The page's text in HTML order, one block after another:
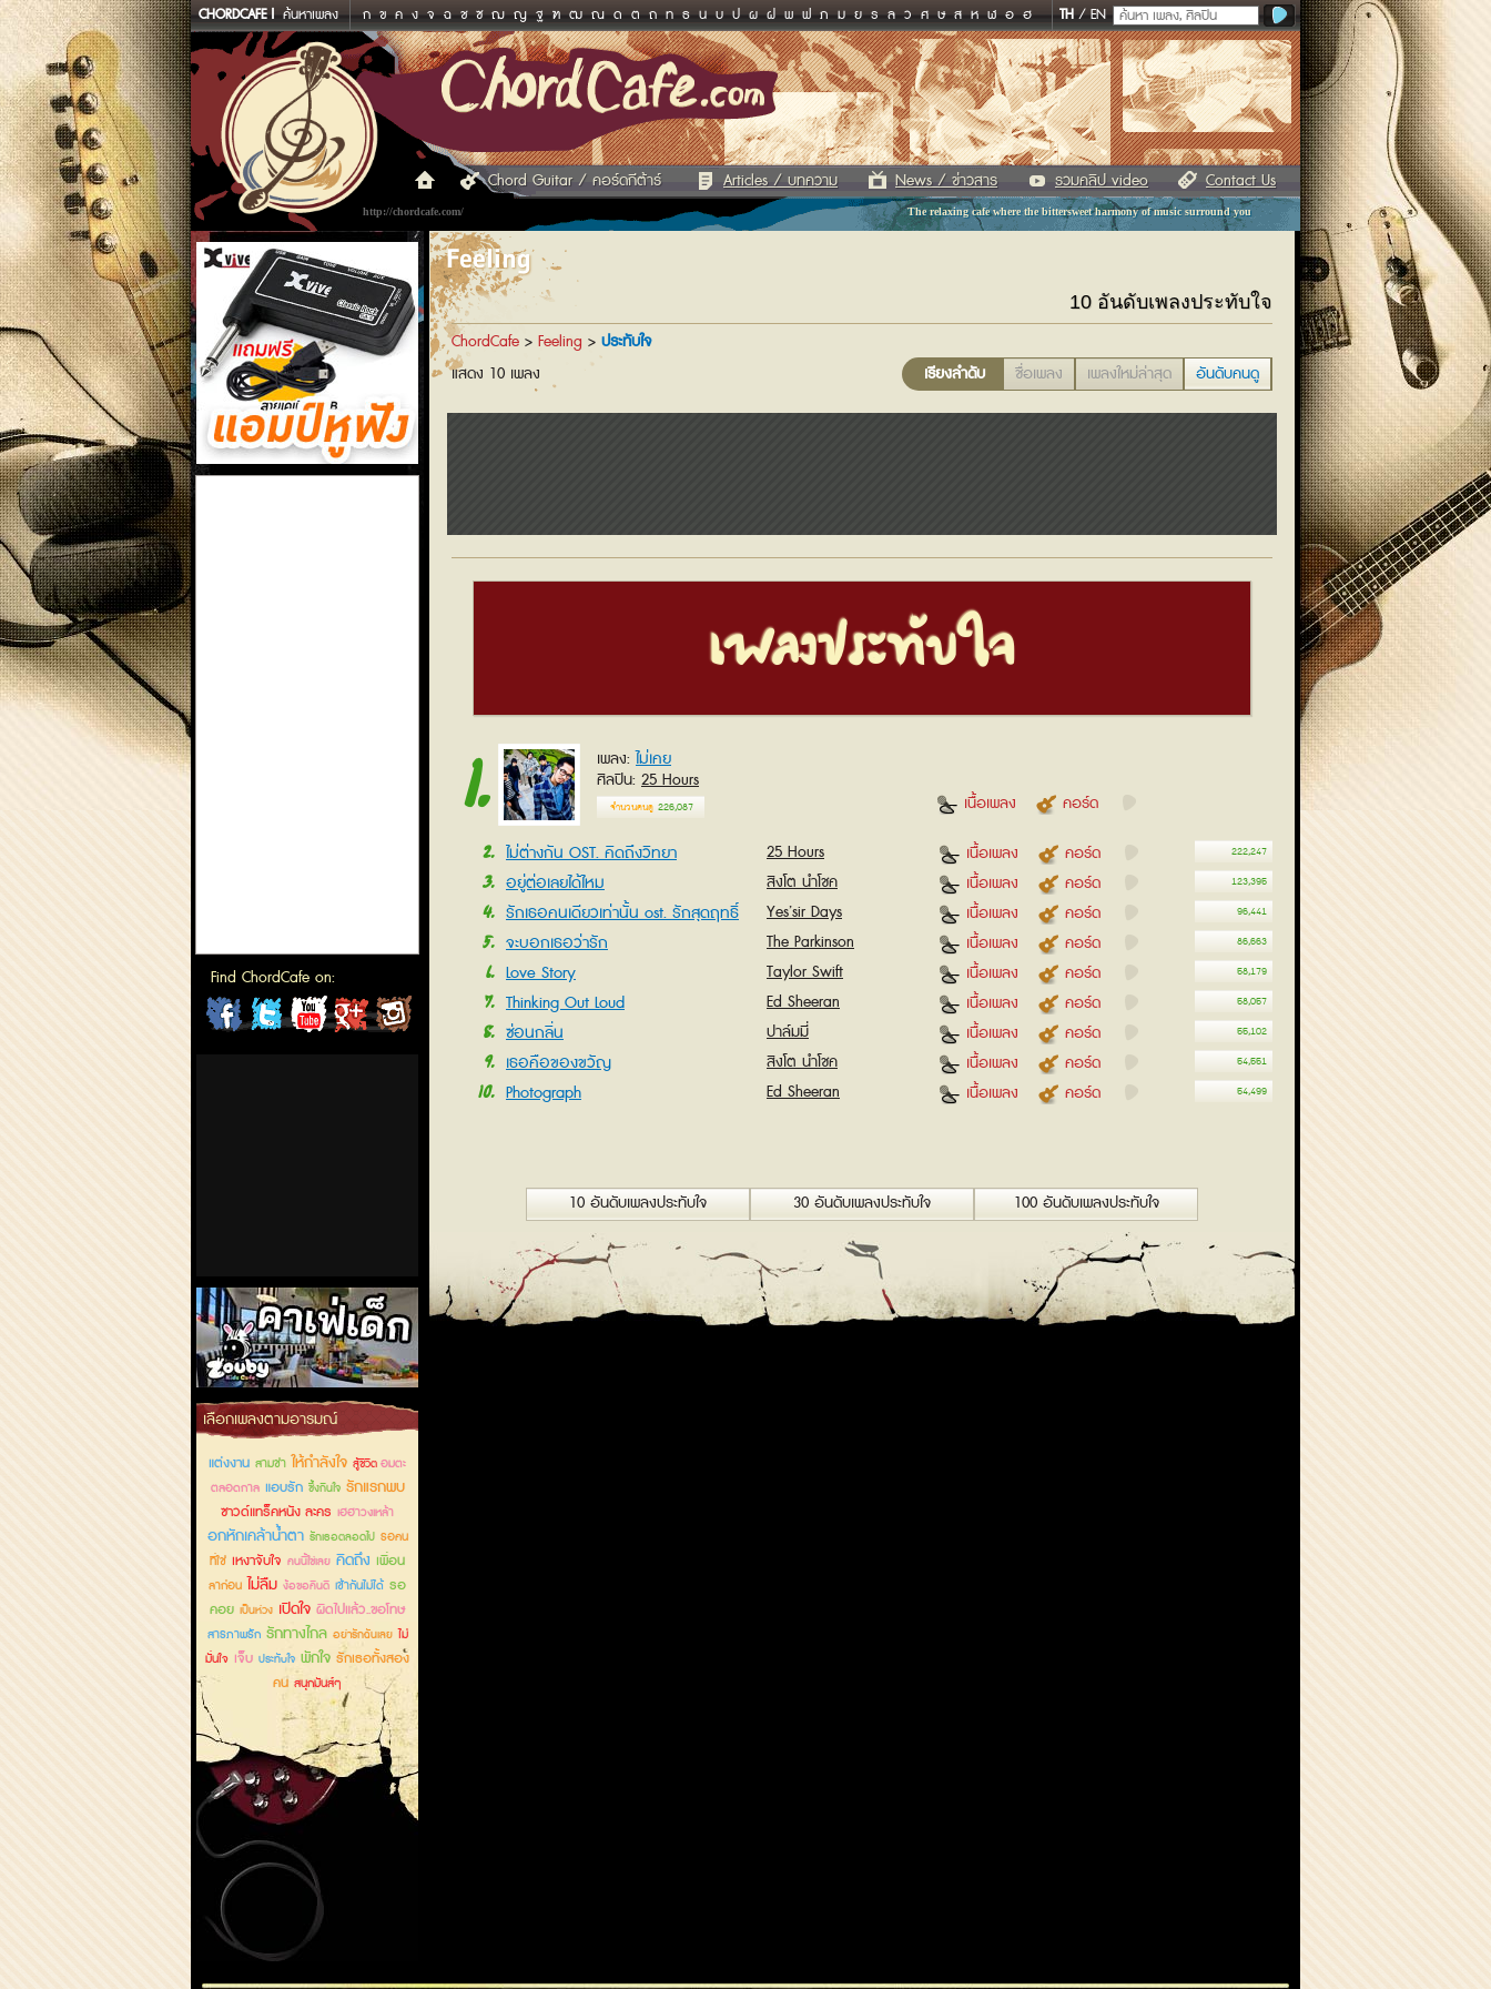
CHORDCAFE ค้นหาเพลง ก ข ค ง จ ฉ ช ซ ฌ ญ ฐ ฑ ฒ ณ ด ต ถ ท ธ น บ ป ผ ฝ พ ฟ ภ ม ย ร ล ว ศ ษ ส ห ฬ อ ฮ TH/EN
The relaxing cafe where the bittersweet harmony of music surround you
http://chordcafe.com/
Chord Guitar / คอร์ดกีต้าร์ Articles / บทความ News / ข่าวสาร รวมคลิป video Contact Us
แอมป์หูฟัง
Find ChordCafe on:
ChordCafeChordCafeChordCafeChordCafe
คาเฟ่เด็กลำลูกกา
เลือกเพลงตามอารมณ์
แต่งงาน สามช่า ให้กำลังใจ สู้ชีวิตอมตะ
ตลอดกาล แอบรัก ซึ้งกินใจ รักแรกพบ
ซาวด์แทร็คหนัง ละคร เฮฮาวงเหล้า
อกหักเคล้าน้ำตา รักเธอตลอดไป รอคน
ที่ใช่ เหงาจับใจ คนนี้ใช่เลย คิดถึง เพื่อน
ลาก่อน ไม่ลืม ง้อขอคืนดี เข้ากันไม่ได้ รอ
คอย เป็นห่วง เปิดใจ ผิดไปแล้ว..ขอโทษ
สารภาพรัก รักทางไกล อย่ารักฉันเลย ไม่
มั่นใจ เจ็บ ประทับใจ พักใจ รักเธอทั้งสอง
คน สนุกมันส์ๆ
Feeling
10 อันดับเพลงประทับใจ
ChordCafe > Feeling > ประทับใจ
แสดง 10 เพลง
เรียงลำดับ ชื่อเพลง เพลงใหม่ล่าสุด อันดับคนดู
เพลงประทับใจ
1 เพลง ไม่เคย
ศิลปิน 25 Hours
คอร์ด
เนื้อเพลง
จำนวนคนดู 226,087
2 ไม่ต่างกัน OST. คิดถึงวิทยา 25 Hours 222,247
คอร์ด
เนื้อเพลง
3 อยู่ต่อเลยได้ไหม สิงโต นำโชค 123,395
คอร์ด
เนื้อเพลง
4 รักเธอคนเดียวเท่านั้น ost. รักสุดฤทธิ์ Yes’sir Days 96,441
คอร์ด
เนื้อเพลง
5 จะบอกเธอว่ารัก The Parkinson 86,663
คอร์ด
เนื้อเพลง
6 Love Story Taylor Swift 58,179
คอร์ด
เนื้อเพลง
7 Thinking Out Loud Ed Sheeran 58,057
คอร์ด
เนื้อเพลง
8 ซ่อนกลิ่น ปาล์มมี่ 55,102
คอร์ด
เนื้อเพลง
9 เธอคือของขวัญ สิงโต นำโชค 54,551
คอร์ด
เนื้อเพลง
10 Photograph Ed Sheeran 54,499
คอร์ด
เนื้อเพลง
10 อันดับเพลงประทับใจ 30 อันดับเพลงประทับใจ 100 อันดับเพลงประทับใจ